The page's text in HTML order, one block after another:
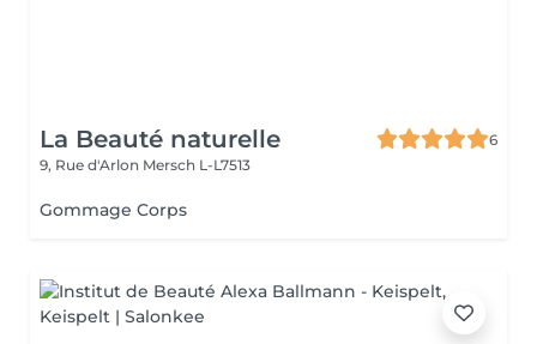
La Beauté naturelle
6
9, Rue d'Arlon Mersch L-L7513
Gommage Corps